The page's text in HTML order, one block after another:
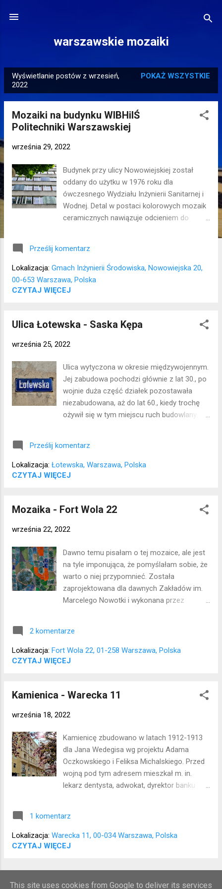
warszawskie mozaiki
o
Wyświetlanie postów z wrzesień,
2022
POKAŻ WSZYSTKIE
Mozaiki na budynku WIBHiIŚ
Politechniki Warszawskiej
września 29, 2022
Budynek przy ulicy Nowowiejskiej został
oddany do użytku w 1976 roku dla
ówczesnego Wydziału Inżynierii Sanitarnej i
Wodnej. Detal w postaci kolorowych mozaik
ceramicznych nawiązuje odcieniem do
( Lokalizacja: Śródmieście
Prześlij komentarz
Lokalizacja: Gmach Inżynierii Środowiska, Nowowiejska 20,
00-653 Warszawa, Polska
CZYTAJ WIĘCEJ
Ulica Łotewska - Saska Kępa
września 25, 2022
Ulica wytyczona w okresie międzywojennym.
Jej zabudowa pochodzi głównie z lat 30., po
wojnie duża część działek pozostawała
niezabudowana, aż do lat 60., kiedy trochę
ożywił się w tym miejscu ruch budowlany. W
Żabczyński, pod numerem 3 przed wojną
Jan Natorff prowadził przedsiębiorstwo
"Autobusy Powiatowe", a w kamienicy z
Saska Kępa
Prześlij komentarz
Lokalizacja: Łotewska, Warszawa, Polska
CZYTAJ WIĘCEJ
Mozaika - Fort Wola 22
września 22, 2022
Dawno temu pisałam o tej mozaice, ale jest
na tyle imponująca, że pomyślałam sobie, że
warto o niej przypomnieć. Została
zaprojektowana dla dawnych Zakładów im.
Marcelego Nowotki i wykonana przez
element był wypalany oddzielnie. Mozaika
jest w stanie bardzo dobrym, co prawda
zakłady Nowotki już dawno nie istnieją, ale
2 komentarze
Lokalizacja: Fort Wola 22, 01-258 Warszawa, Polska
CZYTAJ WIĘCEJ
Kamienica - Warecka 11
września 18, 2022
Kamienicę zbudowano w latach 1912-1913
dla Jana Wedegisa wg projektu Adama
Oczkowskiego i Feliksa Michalskiego. Przed
wojną pod tym adresem mieszkał m. in.
lekarz dentysta, adwokat, dyrektor banku
czasach PRL mieszkał w nim Edward
Dziewoński, twórca kabaretu Dudek.
Lokalizacja: Śródmieście
1 komentarz
Lokalizacja: Warecka 11, 00-034 Warszawa, Polska
CZYTAJ WIĘCEJ
This site uses cookies from Google to deliver its services